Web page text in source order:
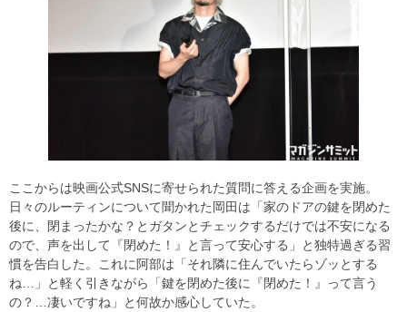
ここからは映画公式SNSに寄せられた質問に答える企画を実施。
日々のルーティンについて聞かれた岡田は「家のドアの鍵を閉めた
後に、閉まったかな？とガタンとチェックするだけでは不安になる
ので、声を出して『閉めた！』と言って安心する」と独特過ぎる習
慣を告白した。これに阿部は「それ隣に住んでいたらゾッとする
ね…」と軽く引きながら「鍵を閉めた後に『閉めた！』って言う
の？…凄いですね」と何故か感心していた。